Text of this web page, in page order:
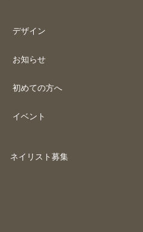
デザイン
お知らせ
初めての方へ
イベント
ネイリスト募集